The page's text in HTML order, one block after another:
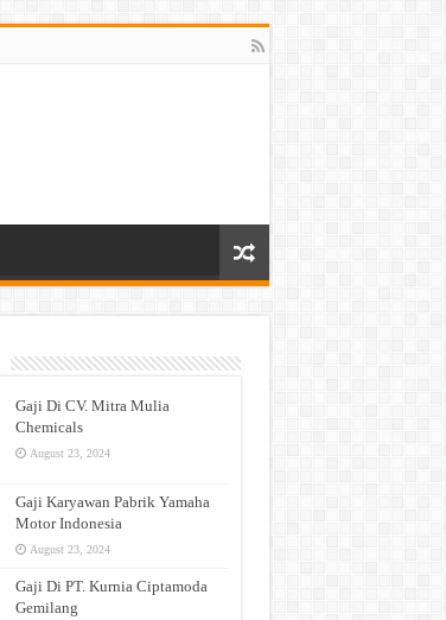
Gaji Di CV. Mitra Mulia
Chemicals
August 23, 2024
Gaji Karyawan Pabrik Yamaha
Motor Indonesia
August 23, 2024
Gaji Di PT. Kurnia Ciptamoda
Gemilang